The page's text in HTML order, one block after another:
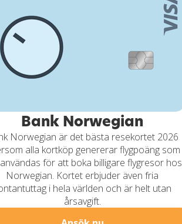
Bank Norwegian
Norwegian är det bästa resekortet 2026
alla kortköp genererar flygpoäng som
för att boka billigare flygresor hos
Norwegian. Kortet erbjuder även fria
i hela världen och är helt utan
årsavgift.